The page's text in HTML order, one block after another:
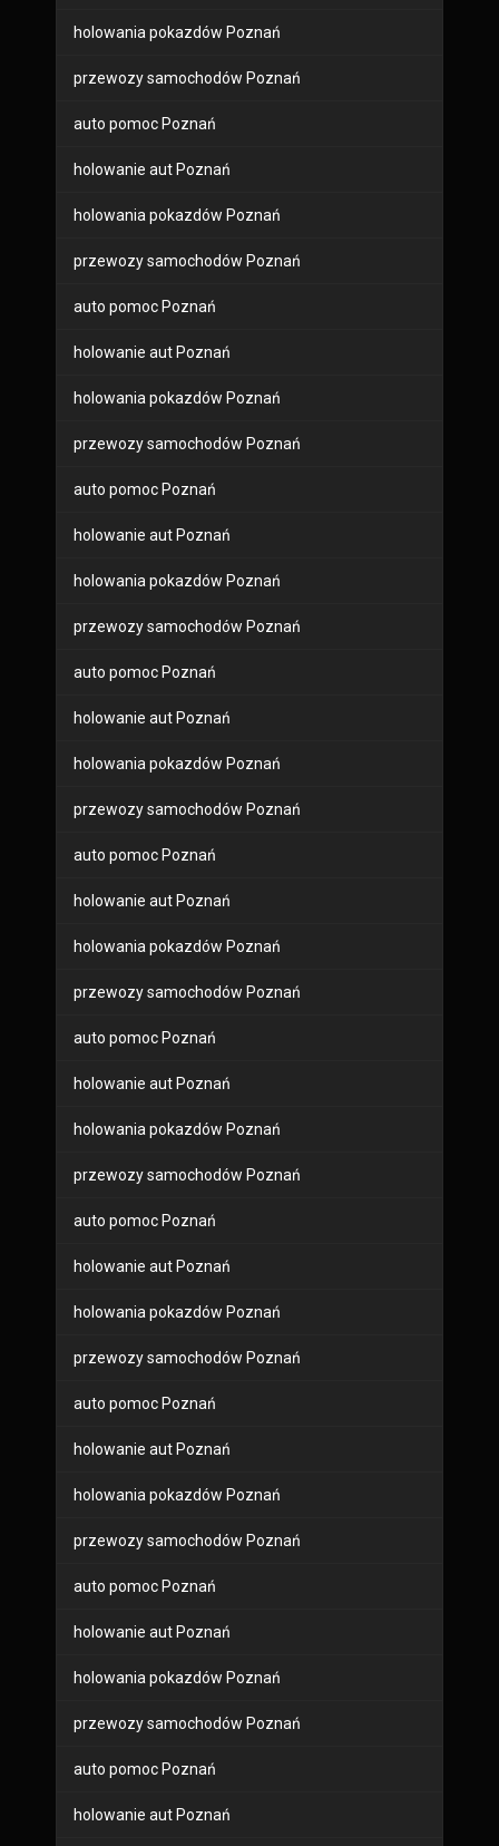
holowania pokazdów Poznań
przewozy samochodów Poznań
auto pomoc Poznań
holowanie aut Poznań
holowania pokazdów Poznań
przewozy samochodów Poznań
auto pomoc Poznań
holowanie aut Poznań
holowania pokazdów Poznań
przewozy samochodów Poznań
auto pomoc Poznań
holowanie aut Poznań
holowania pokazdów Poznań
przewozy samochodów Poznań
auto pomoc Poznań
holowanie aut Poznań
holowania pokazdów Poznań
przewozy samochodów Poznań
auto pomoc Poznań
holowanie aut Poznań
holowania pokazdów Poznań
przewozy samochodów Poznań
auto pomoc Poznań
holowanie aut Poznań
holowania pokazdów Poznań
przewozy samochodów Poznań
auto pomoc Poznań
holowanie aut Poznań
holowania pokazdów Poznań
przewozy samochodów Poznań
auto pomoc Poznań
holowanie aut Poznań
holowania pokazdów Poznań
przewozy samochodów Poznań
auto pomoc Poznań
holowanie aut Poznań
holowania pokazdów Poznań
przewozy samochodów Poznań
auto pomoc Poznań
holowanie aut Poznań